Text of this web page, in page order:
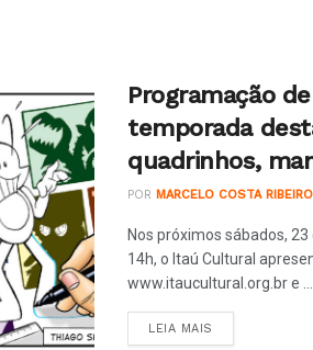
Programação
temporada
quadrinhos,
POR MARCELO COSTA RIBEIRO
Nos próximos sábados,
14h, o Itaú Cultural
www.itaucultural.org.br e ...
LEIA MAIS